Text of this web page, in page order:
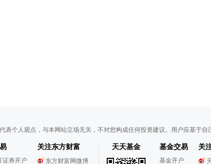
表个人观点，与本网站立场无关，不对您构成任何投资建议。用户应基于自
证券开户
关注东方财富
东方财富网微博
天天基金 基金交易
基金开户
关